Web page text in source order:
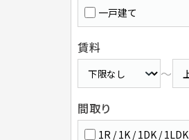
一戸建て
賃料
～
間取り
1R / 1K / 1DK / 1LDK